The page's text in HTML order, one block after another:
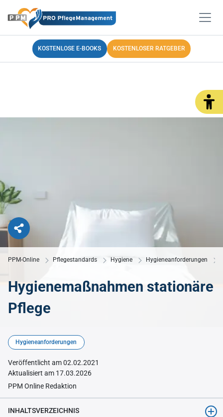
KOSTENLOSE E-BOOKS KOSTENLOSER RATGEBER
PPM-Online Pflegestandards Hygiene Hygieneanforderungen
Hygienemaßnahmen stationäre
Pflege
© tampatra | Adobe Stock
Hygieneanforderungen
Veröffentlicht am 02.02.2021
Aktualisiert am 17.03.2026
PPM Online Redaktion
INHALTSVERZEICHNIS